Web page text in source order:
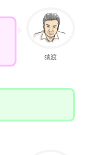
猿渡